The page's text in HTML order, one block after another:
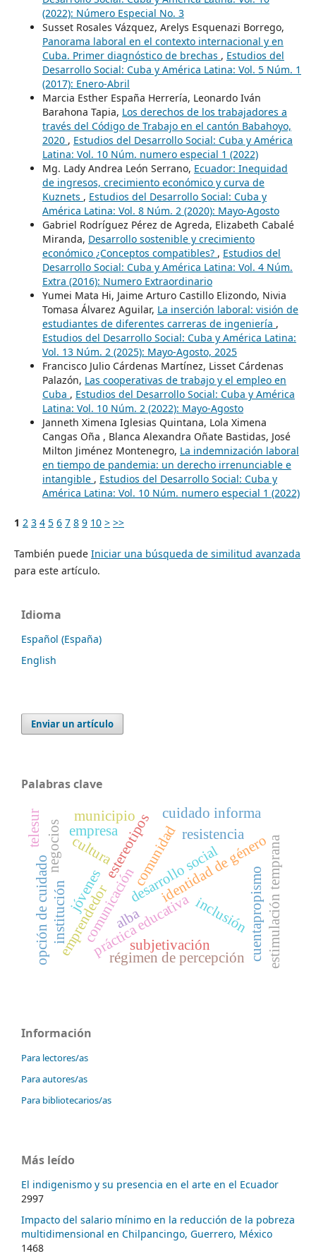
(2022): Número Especial No. 3
Susset Rosales Vázquez, Arelys Esquenazi Borrego,
Panorama laboral en el contexto internacional y en
Cuba. Primer diagnóstico de brechas , Estudios del
Desarrollo Social: Cuba y América Latina: Vol. 5 Núm. 1
(2017): Enero-Abril
Marcia Esther España Herrería, Leonardo Iván
Barahona Tapia, Los derechos de los trabajadores a
través del Código de Trabajo en el cantón Babahoyo,
2020 , Estudios del Desarrollo Social: Cuba y América
Latina: Vol. 10 Núm. numero especial 1 (2022)
Mg. Lady Andrea León Serrano, Ecuador: Inequidad
de ingresos, crecimiento económico y curva de
Kuznets , Estudios del Desarrollo Social: Cuba y
América Latina: Vol. 8 Núm. 2 (2020): Mayo-Agosto
Gabriel Rodríguez Pérez de Agreda, Elizabeth Cabalé
Miranda, Desarrollo sostenible y crecimiento
económico ¿Conceptos compatibles? , Estudios del
Desarrollo Social: Cuba y América Latina: Vol. 4 Núm.
Extra (2016): Numero Extraordinario
Yumei Mata Hi, Jaime Arturo Castillo Elizondo, Nivia
Tomasa Álvarez Aguilar, La inserción laboral: visión de
estudiantes de diferentes carreras de ingeniería ,
Estudios del Desarrollo Social: Cuba y América Latina:
Vol. 13 Núm. 2 (2025): Mayo-Agosto, 2025
Francisco Julio Cárdenas Martínez, Lisset Cárdenas
Palazón, Las cooperativas de trabajo y el empleo en
Cuba , Estudios del Desarrollo Social: Cuba y América
Latina: Vol. 10 Núm. 2 (2022): Mayo-Agosto
Janneth Ximena Iglesias Quintana, Lola Ximena
Cangas Oña , Blanca Alexandra Oñate Bastidas, José
Milton Jiménez Montenegro, La indemnización laboral
en tiempo de pandemia: un derecho irrenunciable e
intangible , Estudios del Desarrollo Social: Cuba y
América Latina: Vol. 10 Núm. numero especial 1 (2022)
1 2 3 4 5 6 7 8 9 10 > >>
También puede Iniciar una búsqueda de similitud avanzada
para este artículo.
Idioma
Español (España)
English
Enviar un artículo
Palabras clave
identidad de género
comunicación
estereotipos
cultura
inclusión
jóvenes desarrollo social
comunidad
práctica educativa
resistencia
institución
régimen de percepción
subjetivación
cuidado informa
opción de cuidado estimulación temprana
cuentapropismo
emprendedor
negocios empresa
alba
telesur municipio
Información
Para lectores/as
Para autores/as
Para bibliotecarios/as
Más leído
El indigenismo y su presencia en el arte en el Ecuador
2997
Impacto del salario mínimo en la reducción de la pobreza
multidimensional en Chilpancingo, Guerrero, México
1468